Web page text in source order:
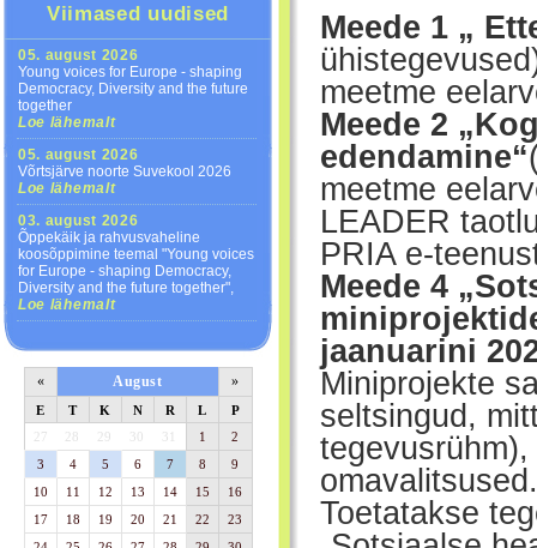
Viimased uudised
05. august 2026
Young voices for Europe - shaping
Democracy, Diversity and the future
together
Loe lähemalt
05. august 2026
Võrtsjärve noorte Suvekool 2026
Loe lähemalt
03. august 2026
Õppekäik ja rahvusvaheline
koosõppimine teemal "Young voices
for Europe - shaping Democracy,
Diversity and the future together",
Loe lähemalt
« August »
E T K N R L
P
27
28 29 30 31 1
2
3
4 5 6 7 8
9
10
11 12 13 14 15
16
17
18 19 20 21 22
23
Meede 1 „
meetme
Meede 2
edendamine“
meetme
LEADER
PRIA e-
Meede 4
jaanuarini
Miniprojekte
seltsingud,
omavalitsused.
Toetatakse